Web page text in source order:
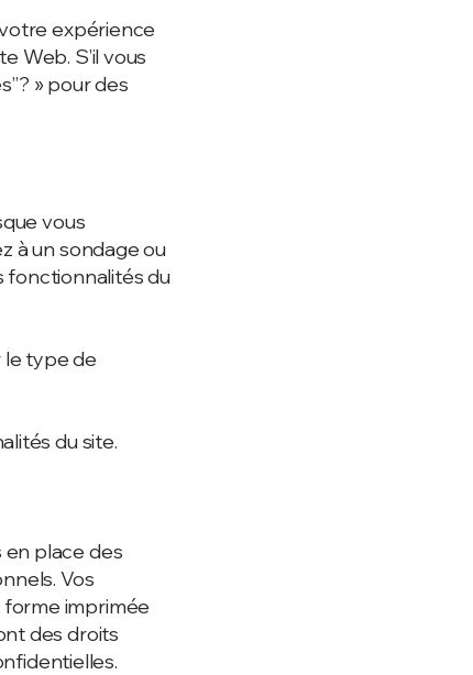
expérience
Web. S’il vous
» pour des
vous
à un sondage ou
fonctionnalités du
le type de
du site.
en place des
Vos
forme imprimée
des droits